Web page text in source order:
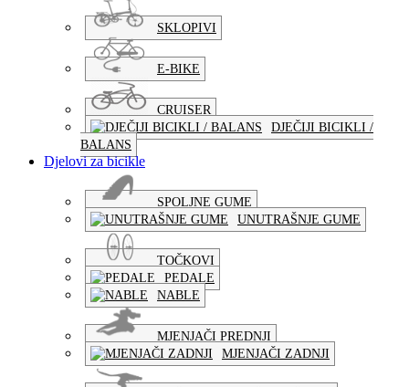
SKLOPIVI
E-BIKE
CRUISER
DJEČIJI BICIKLI /
BALANS
Djelovi za bicikle
SPOLJNE GUME
UNUTRAŠNJE GUME
TOČKOVI
PEDALE
NABLE
MJENJAČI PREDNJI
MJENJAČI ZADNJI